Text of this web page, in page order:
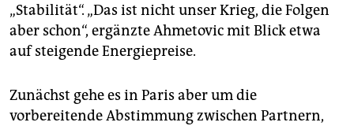
„Stabilität“. „Das ist nicht unser Krieg, die Folgen
aber schon“, ergänzte Ahmetovic mit Blick etwa
auf steigende Energiepreise.
Zunächst gehe es in Paris aber um die
vorbereitende Abstimmung zwischen Partnern,